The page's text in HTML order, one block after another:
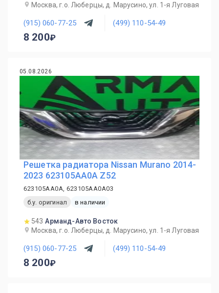
Москва, г.о. Люберцы, д. Марусино, ул. 1-я Луговая
(915) 060-77-25 (499) 110-54-49
8 200
05.08.2026
Решетка радиатора Nissan Murano 2014-
2023 623105AA0A Z52
623105AA0A, 623105AA0A03
б.у. оригинал
в наличии
543 Арманд-Авто Восток
Москва, г.о. Люберцы, д. Марусино, ул. 1-я Луговая
(915) 060-77-25 (499) 110-54-49
8 200